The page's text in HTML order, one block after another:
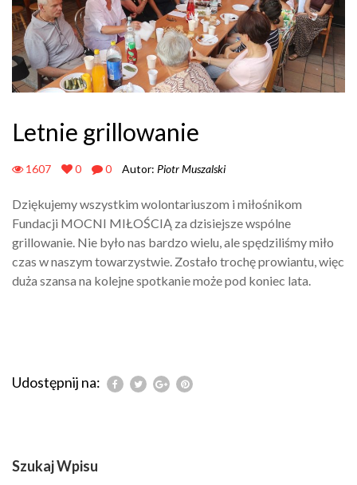
Letnie grillowanie
1607 0 0 Autor: Piotr Muszalski
Dziękujemy wszystkim wolontariuszom i miłośnikom
Fundacji MOCNI MIŁOŚCIĄ za dzisiejsze wspólne
grillowanie. Nie było nas bardzo wielu, ale spędziliśmy miło
czas w naszym towarzystwie. Zostało trochę prowiantu, więc
duża szansa na kolejne spotkanie może pod koniec lata.
Udostępnij na:
Szukaj Wpisu